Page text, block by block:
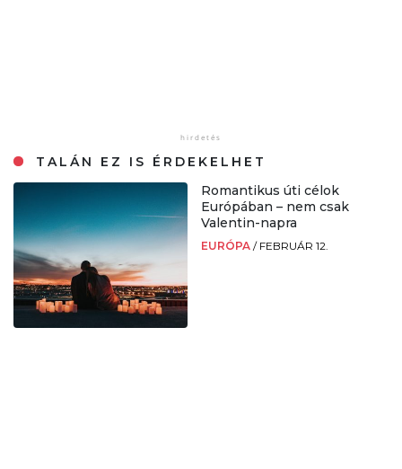
TALÁN EZ IS ÉRDEKELHET
Romantikus úti célok
Európában – nem csak
Valentin-napra
EURÓPA / FEBRUÁR 12.